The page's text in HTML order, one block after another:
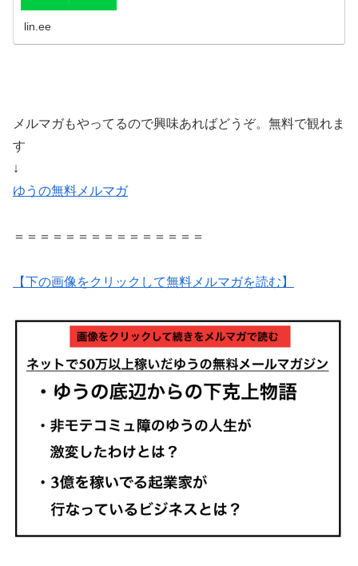
lin.ee
メルマガもやってるので興味あればどうぞ。無料で観れま
す
↓
ゆうの無料メルマガ
＝＝＝＝＝＝＝＝＝＝＝＝＝＝＝
【下の画像をクリックして無料メルマガを読む】